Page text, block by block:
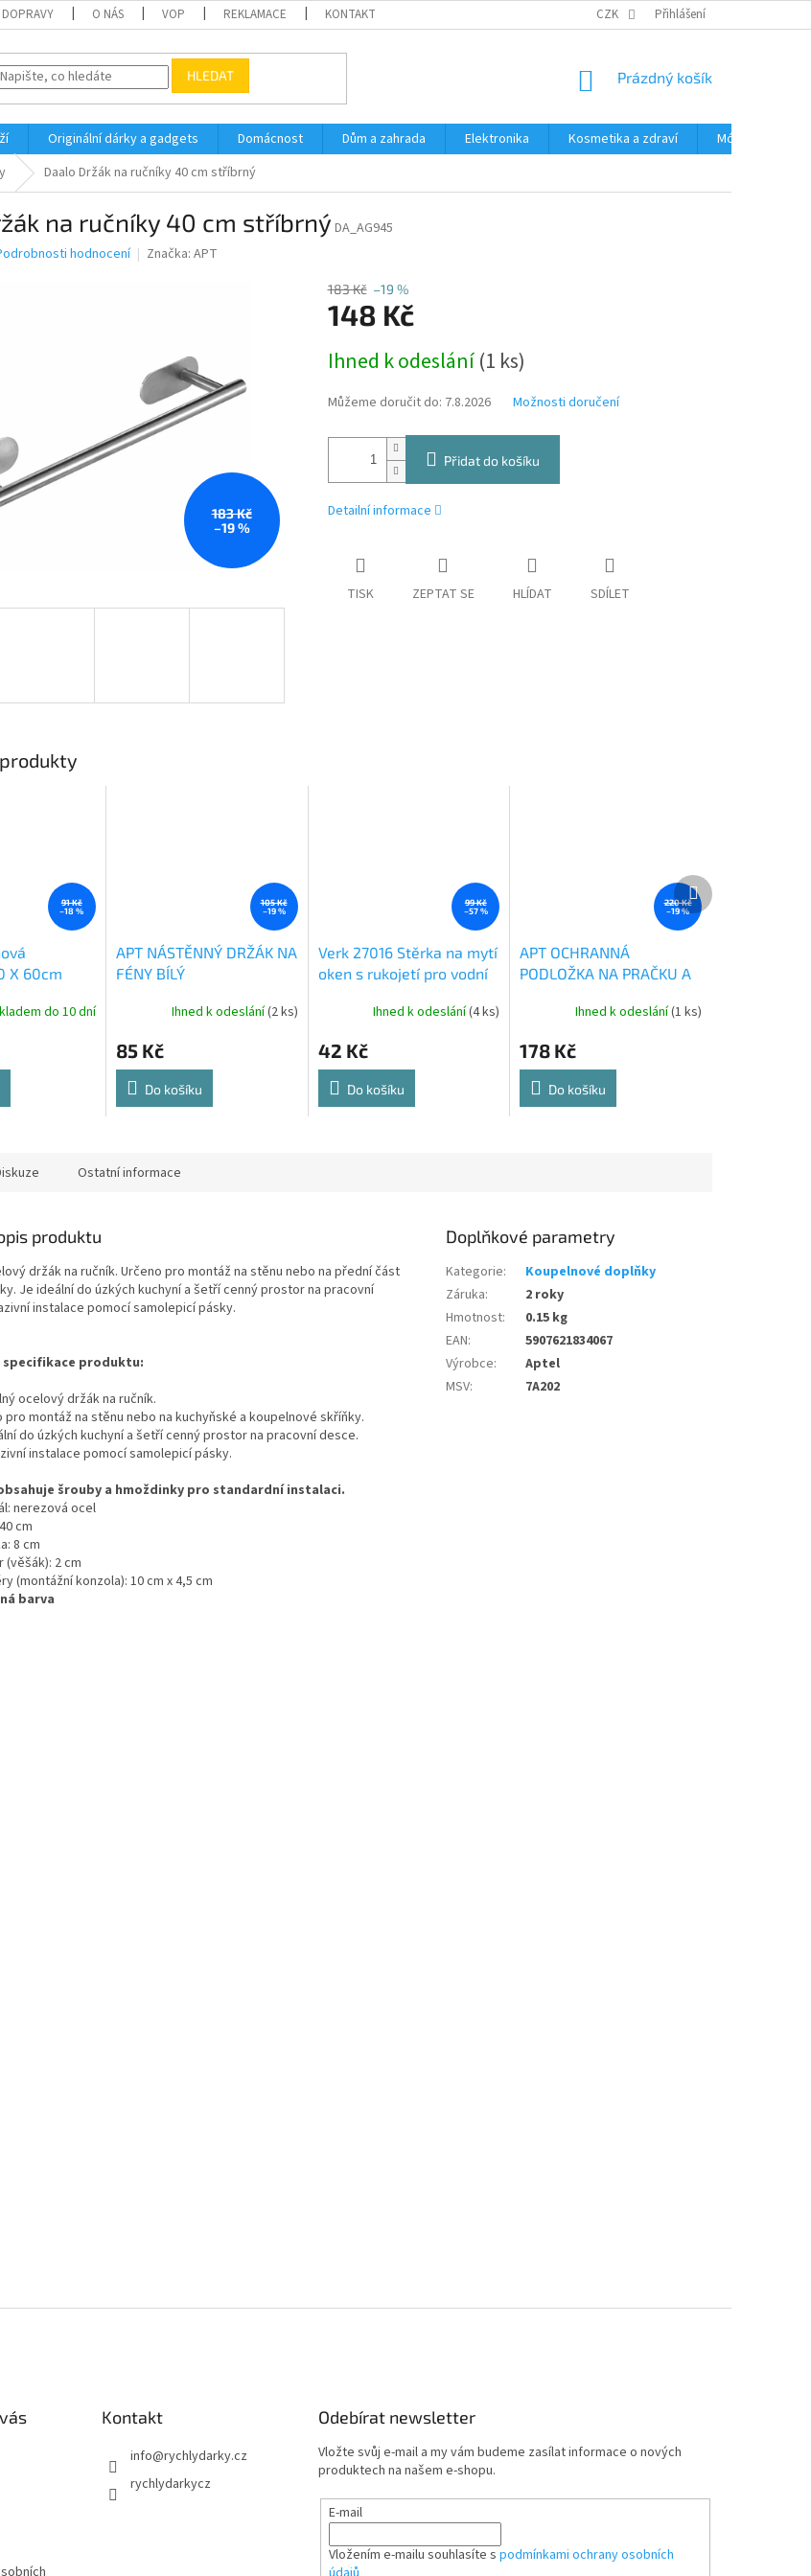
O NÁS VOP REKLAMACE KONTAKT PODMÍNKY OCHRANY OSOBNÍCH ÚDAJŮ ČASTÉ DOTAZY A
CZK Přihlášení
HLEDAT
NÁKUPNÍ
Prázdný košík
Originální dárky a gadgets Domácnost Dům a zahrada Elektronika Kosmetika a zdraví Móda
Daalo Držák na ručníky 40 cm stříbrný
na ručníky 40 cm stříbrný DA_AG945
hodnocení Značka: APT
183 Kč
–19 %
183 Kč –19 %
148 Kč
cena:
Ihned k odeslání(1 ks)
Můžeme doručit do: 7.8.2026 Možnosti doručení
Přidat do košíku
Detailní informace
TISK ZEPTAT SE HLÍDAT SDÍLET
91 Kč
–18 %
X 60cm
do 10 dní
105 Kč
–19 %
APT NÁSTĚNNÝ DRŽÁK NA
FÉNY BÍLÝ
Ihned k odeslání(2 ks)
85 Kč
Do košíku
99 Kč
–57 %
Verk 27016 Stěrka na mytí
oken s rukojetí pro vodní
Ihned k odeslání(4 ks)
42 Kč
Do košíku
220 Kč
–19 %
APT OCHRANNÁ
PODLOŽKA NA PRAČKU A
Ihned k odeslání(1 ks)
178 Kč
Do košíku
Další
produkt
Ostatní informace
produktu
držák na ručník.Určeno pro montáž na stěnu nebo na přední část
Je ideální do úzkých kuchyní a šetří cenný prostor na pracovní
instalace pomocí samolepicí pásky.
produktu:
ocelový držák na ručník.
pro montáž na stěnu nebo na kuchyňské a koupelnové skříňky.
do úzkých kuchyní a šetří cenný prostor na pracovní desce.
instalace pomocí samolepicí pásky.
šrouby a hmoždinky pro standardní instalaci.
nerezová ocel
cm
8 cm
(věšák): 2 cm
(montážní konzola): 10 cm x 4,5 cm
barva
Doplňkové parametry
Kategorie:
Koupelnové doplňky
Záruka:
2 roky
Hmotnost:
0.15 kg
EAN:
5907621834067
Výrobce:
Aptel
MSV: 7A202
Kontakt
info@rychlydarky.cz
rychlydarkycz
Odebírat newsletter
Vložte svůj e-mail a my vám budeme zasílat informace o nových
produktech na našem e-shopu.
E-mail
Vložením e-mailu souhlasíte spodmínkami ochrany osobních